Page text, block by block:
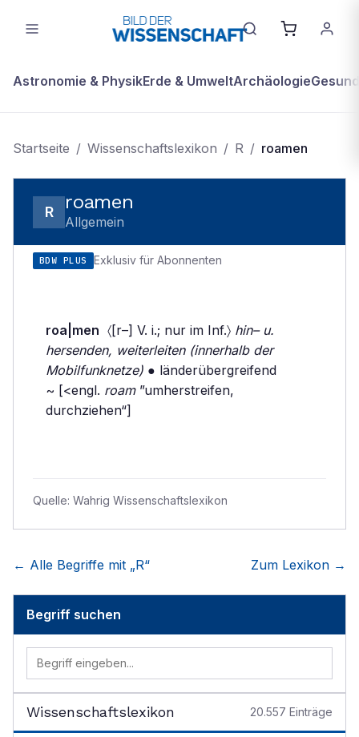
Astronomie & PhysikErde & UmweltArchäologie
Startseite / Wissenschaftslexikon / R / roamen
R roamen
Allgemein
BDW PLUS Exklusiv für Abonnenten
roa|men 〈[r–] V. i.; nur im Inf.〉 hin– u.
hersenden, weiterleiten (innerhalb der
Mobilfunknetze) ● länderübergreifend
~ [<engl. roam”umherstreifen,
durchziehen“]
Quelle: Wahrig Wissenschaftslexikon
← Alle Begriffe mit „R“ Zum Lexikon →
Begriff suchen
Wissenschaftslexikon 20.557 Einträge